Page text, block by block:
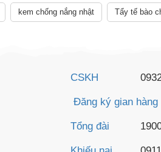
hợp cho người tiêu dùng tại nhiều
phẩm khác tại Nhà máy Okubo
kem chống nắng nhật Tẩy tế bào
CSKH
Đăng ký gian hàng
Tổng đài